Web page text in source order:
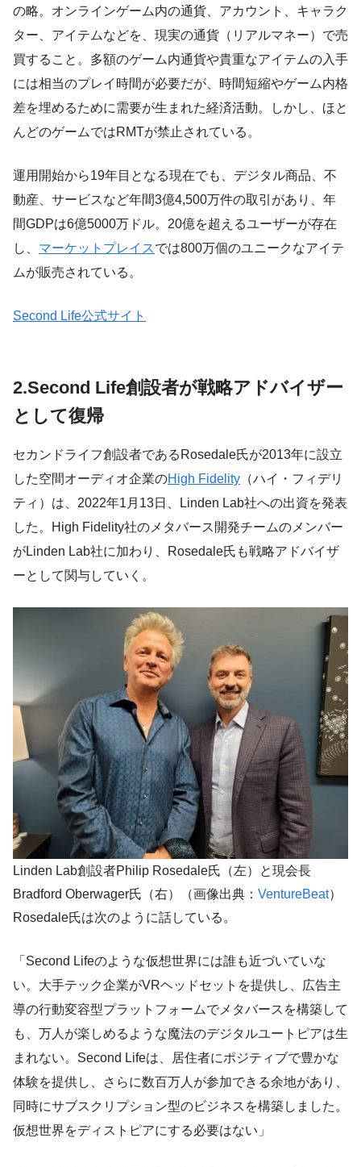
の略。オンラインゲーム内の通貨、アカウント、キャラク
ター、アイテムなどを、現実の通貨（リアルマネー）で売
買すること。多額のゲーム内通貨や貴重なアイテムの入手
には相当のプレイ時間が必要だが、時間短縮やゲーム内格
差を埋めるために需要が生まれた経済活動。しかし、ほと
んどのゲームではRMTが禁止されている。
運用開始から19年目となる現在でも、デジタル商品、不
動産、サービスなど年間3億4,500万件の取引があり、年
間GDPは6億5000万ドル。20億を超えるユーザーが存在
し、 マーケットプレイスでは800万個のユニークなアイテ
ムが販売されている。
Second Life公式サイト
2.Second Life創設者が戦略アドバイザー
として復帰
セカンドライフ創設者であるRosedale氏が2013年に設立
した空間オーディオ企業のHigh Fidelity （ハイ・フィデリ
ティ）は、2022年1月13日、Linden Lab社への出資を発表
した。High Fidelity社のメタバース開発チームのメンバー
がLinden Lab社に加わり、Rosedale氏も戦略アドバイザ
ーとして関与していく。
Linden Lab創設者Philip Rosedale氏（左）と現会長
Bradford Oberwager氏（右）（画像出典： VentureBeat）
Rosedale氏は次のように話している。
「Second Lifeのような仮想世界には誰も近づいていな
い。大手テック企業がVRヘッドセットを提供し、広告主
導の行動変容型プラットフォームでメタバースを構築して
も、万人が楽しめるような魔法のデジタルユートピアは生
まれない。Second Lifeは、居住者にポジティブで豊かな
体験を提供し、さらに数百万人が参加できる余地があり、
同時にサブスクリプション型のビジネスを構築しました。
仮想世界をディストピアにする必要はない」